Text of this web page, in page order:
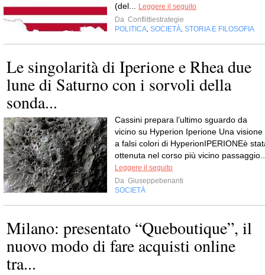
(del...
Leggere il seguito
Da Conflittiestrategie
POLITICA SOCIETÀ STORIA E FILOSOFIA
Le singolarità di Iperione e Rhea due
lune di Saturno con i sorvoli della
sonda...
Cassini prepara l’ultimo sguardo da
vicino su Hyperion Iperione Una visione
a falsi colori di HyperionIPERIONEè
ottenuta nel corso più vicino
Leggere il seguito
Da Giuseppebenanti
SOCIETÀ
Milano: presentato “Queboutique”, il
nuovo modo di fare acquisti online
tra...